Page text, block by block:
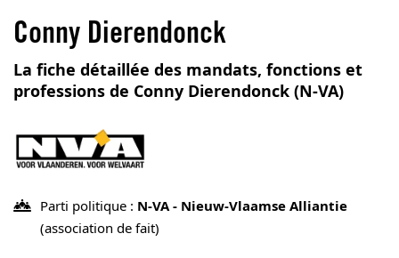
Conny Dierendonck
La fiche détaillée des mandats, fonctions et
professions de Conny Dierendonck (N-VA)
Parti politique : N-VA - Nieuw-Vlaamse Alliantie
(association de fait)